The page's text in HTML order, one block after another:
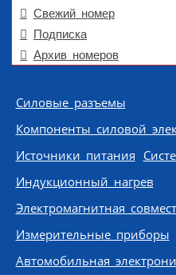
Свежий номер
Подписка
Архив номеров
Skip to content
Силовые разъемы
Компоненты силовой
Источники питания
Индукционный нагрев
Электромагнитная
Измерительные приборы
Автомобильная